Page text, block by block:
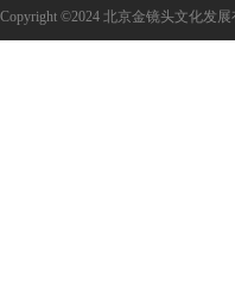
Copyright ©2024 北京金镜头文化发